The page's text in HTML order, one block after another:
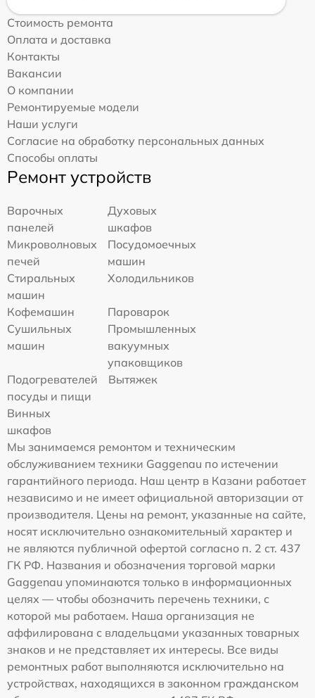
Стоимость ремонта
Оплата и доставка
Контакты
Вакансии
О компании
Ремонтируемые модели
Наши услуги
Согласие на обработку персональных данных
Способы оплаты
Ремонт устройств
Варочных
панелей
Духовых
шкафов
Микроволновых
печей
Посудомоечных
машин
Стиральных
машин
Холодильников
Кофемашин
Пароварок
Сушильных
машин
Промышленных
вакуумных
упаковщиков
Подогревателей
посуды и пищи
Вытяжек
Винных
шкафов
Мы занимаемся ремонтом и техническим
обслуживанием техники Gaggenau по истечении
гарантийного периода. Наш центр в Казани работает
независимо и не имеет официальной авторизации от
производителя. Цены на ремонт, указанные на сайте,
носят исключительно ознакомительный характер и
не являются публичной офертой согласно п. 2 ст. 437
ГК РФ. Названия и обозначения торговой марки
Gaggenau упоминаются только в информационных
целях — чтобы обозначить перечень техники, с
которой мы работаем. Наша организация не
аффилирована с владельцами указанных товарных
знаков и не представляет их интересы. Все виды
ремонтных работ выполняются исключительно на
устройствах, находящихся в законном гражданском